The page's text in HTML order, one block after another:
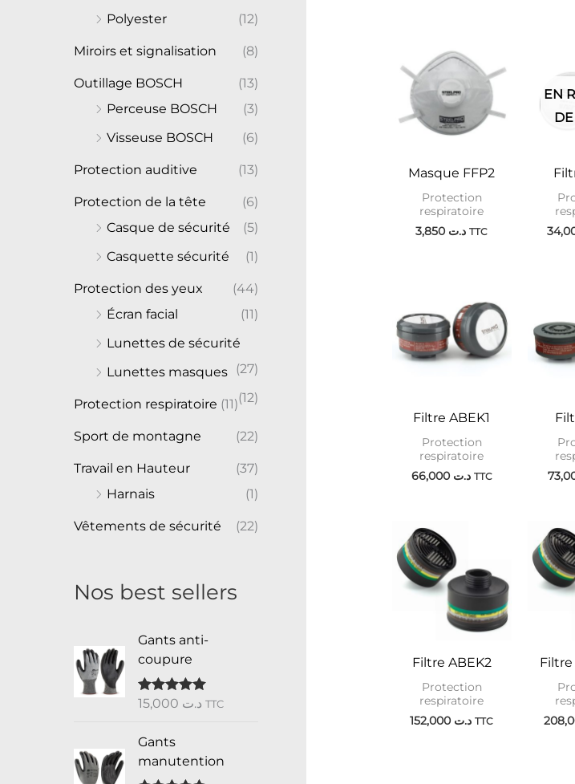
Polyester
(12)
Miroirs et signalisation (8)
Outillage BOSCH
(13)
Perceuse BOSCH
(3)
Visseuse BOSCH
(6)
Protection auditive (13)
Protection de la tête
(6)
Casque de sécurité
(5)
Casquette sécurité
(1)
Protection des yeux
(44)
Écran facial
(11)
Lunettes de sécurité
(27)
Lunettes masques
(12)
Protection respiratoire (11)
Sport de montagne (22)
Travail en Hauteur
(37)
Harnais
(1)
Vêtements de sécurité (22)
Nos best sellers
Gants anti-
coupure
Note5.00د.ت TTC
Gants
manutention
Masque FFP2
Protection
respiratoire
د.ت TTC
EN
Filtre ABEK1
Protection
respiratoire
د.ت 66,000 TTC
Filtre ABEK2
Protection
respiratoire
د.ت TTC
Filtre